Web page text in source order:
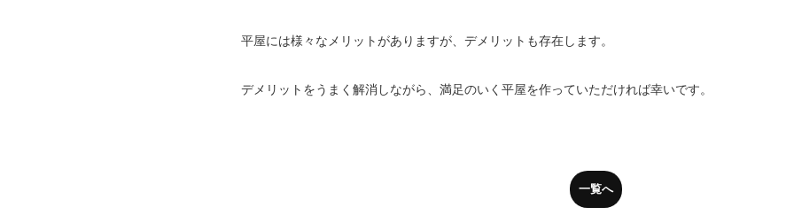
平屋には様々なメリットがありますが、デメリットも存在します。
デメリットをうまく解消しながら、満足のいく平屋を作っていただければ幸いです。
一覧へ